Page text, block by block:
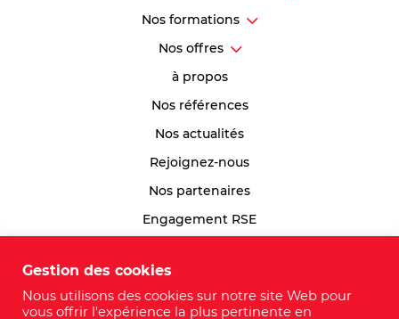
Nos formations
Nos offres
à propos
Nos références
Nos actualités
Rejoignez-nous
Nos partenaires
Engagement RSE
Plan du site
Gestion des cookies
Nous utilisons des cookies sur notre site Web pour
vous offrir l'expérience la plus pertinente en